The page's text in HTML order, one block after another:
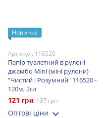
Новинка
Артикул: 116520
Папір туалетний в рулоні
джамбо Mini (міні рулони)
"Чистий і Розумний" 116520 -
120м, 2сл
121 грн 137 грн
Оптові ціни